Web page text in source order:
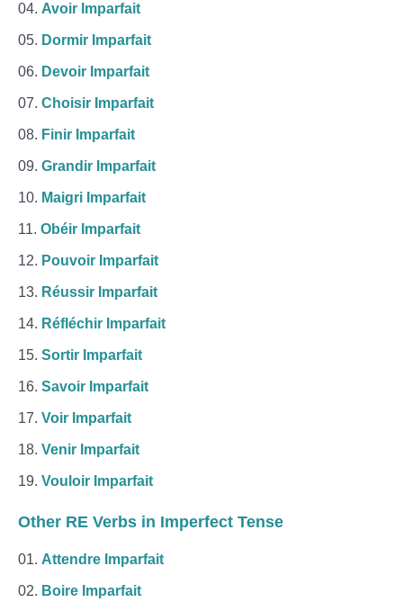
Avoir Imparfait
Dormir Imparfait
Devoir Imparfait
Choisir Imparfait
Finir Imparfait
Grandir Imparfait
Maigri Imparfait
Obéir Imparfait
Pouvoir Imparfait
Réussir Imparfait
Réfléchir Imparfait
Sortir Imparfait
Savoir Imparfait
Voir Imparfait
Venir Imparfait
Vouloir Imparfait
Other RE Verbs in Imperfect Tense
Attendre Imparfait
Boire Imparfait